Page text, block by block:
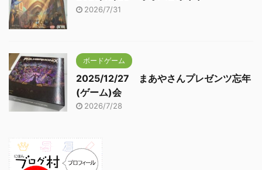
2026/7/31
ボードゲーム
2025/12/27 まあやさんプレゼンツ忘年
(ゲーム)会
2026/7/28